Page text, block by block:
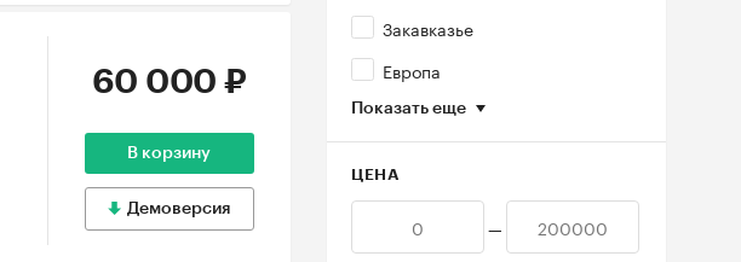
Закавказье
Европа
Показать еще
ЦЕНА
—
60 000 ₽
В корзину
Демоверсия